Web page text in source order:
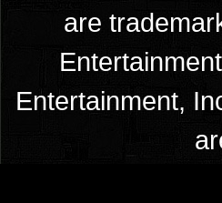
are
Entertainment,